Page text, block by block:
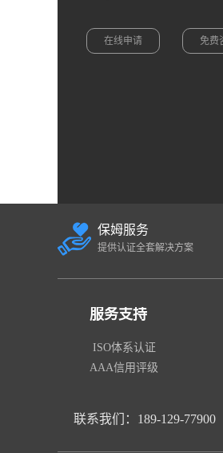
在线申请 免费
保姆服务
提供认证全套解决方案
服务支持
ISO体系认证
AAA信用评级
联系我们：189-129-77900